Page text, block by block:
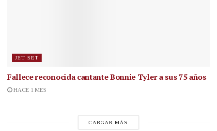
JET SET
Fallece reconocida cantanteBonnie Tyler a sus 75 años
HACE 1 MES
CARGAR MÁS